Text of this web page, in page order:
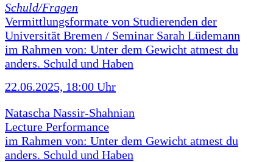
Schuld/Fragen
Vermittlungsformate von Studierenden der
Universität Bremen / Seminar Sarah Lüdemann
im Rahmen von: Unter dem Gewicht atmest du
anders. Schuld und Haben
22.06.2025, 18:00 Uhr
Natascha Nassir-Shahnian
Lecture Performance
im Rahmen von: Unter dem Gewicht atmest du
anders. Schuld und Haben